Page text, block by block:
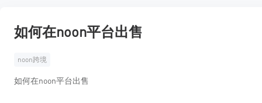
如何在noon平台出售
noon跨境
如何在noon平台出售